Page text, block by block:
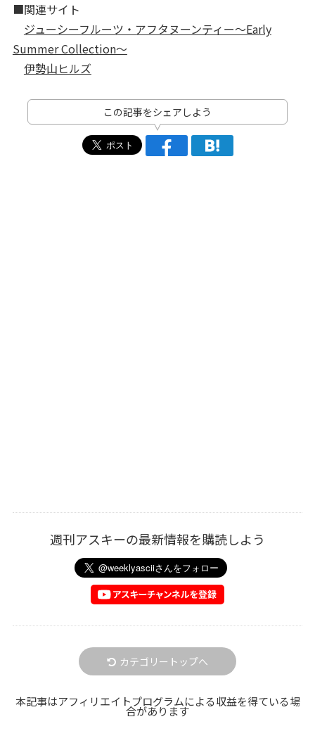
■関連サイト
ジューシーフルーツ・アフタヌーンティー～Early
Summer Collection～
伊勢山ヒルズ
この記事をシェアしよう
週刊アスキーの最新情報を購読しよう
カテゴリートップへ
本記事はアフィリエイトプログラムによる収益を得ている場
合があります